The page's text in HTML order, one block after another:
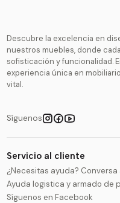
Descubre la excelencia en
nuestros muebles, donde
sofisticación y funcionalidad.
experiencia única en
vital.
Síguenos
Servicio al cliente
¿Necesitas ayuda?
Ayuda logistica y armado de
Síguenos en Facebook